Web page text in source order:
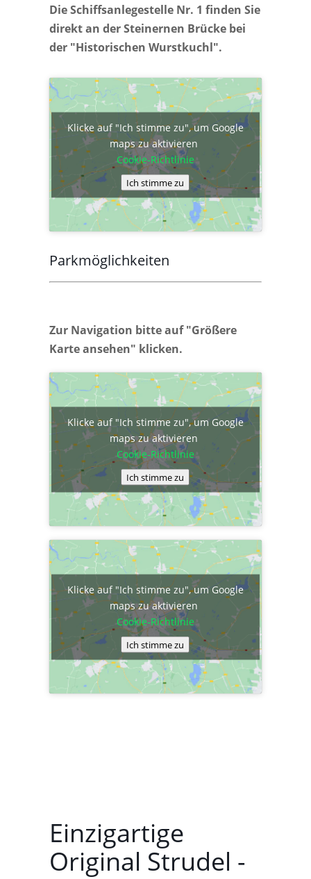
Die Schiffsanlegestelle Nr. 1 finden Sie
direkt an der Steinernen Brücke bei
der "Historischen Wurstkuchl".
Klicke auf "Ich stimme zu", um Google
maps zu aktivieren
Cookie-Richtlinie
Ich stimme zu
Parkmöglichkeiten
Zur Navigation bitte auf "Größere
Karte ansehen" klicken.
Klicke auf "Ich stimme zu", um Google
maps zu aktivieren
Cookie-Richtlinie
Ich stimme zu
Klicke auf "Ich stimme zu", um Google
maps zu aktivieren
Cookie-Richtlinie
Ich stimme zu
Einzigartige
Original Strudel -